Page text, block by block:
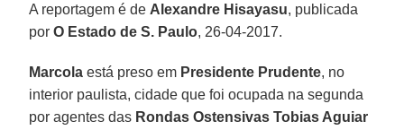
A reportagem é de Alexandre Hisayasu, publicada
porO Estado de S. Paulo, 26-04-2017.
Marcola está preso em Presidente Prudente, no
interior paulista, cidade que foi ocupada na segunda
por agentes das Rondas Ostensivas Tobias Aguiar